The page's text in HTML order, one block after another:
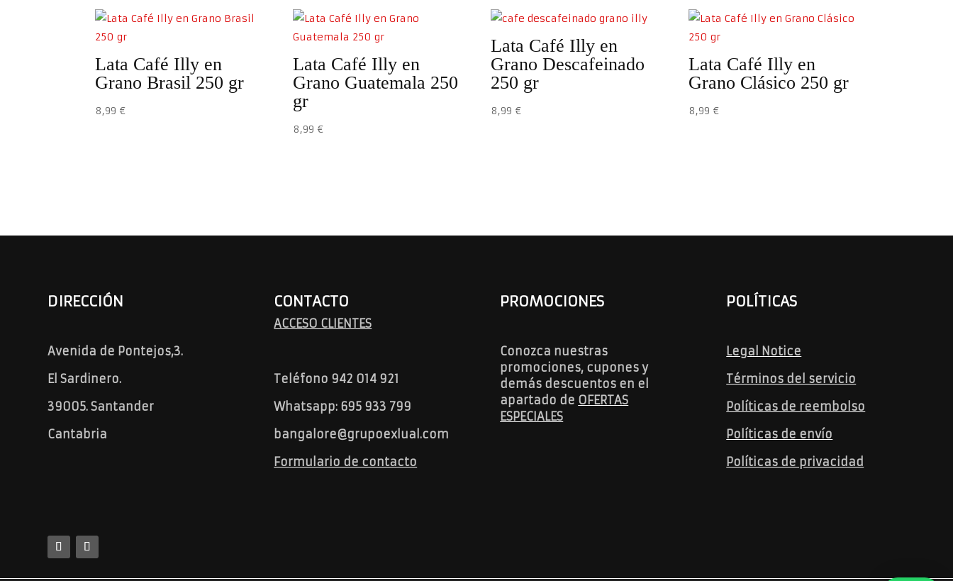
Lata Café Illy en
Grano Brasil 250 gr
8,99€
Lata Café Illy en
Grano Guatemala 250
gr
8,99€
Lata Café Illy en
Grano Descafeinado
250 gr
8,99€
Lata Café Illy en
Grano Clásico 250 gr
8,99€
DIRECCIÓN
Avenida de Pontejos,3.
El Sardinero.
39005. Santander
Cantabria
CONTACTO
ACCESO CLIENTES
Teléfono 942 014 921
Whatsapp: 695 933 799
bangalore@grupoexlual.com
Formulario de contacto
PROMOCIONES
Conozca nuestras
promociones, cupones y
demás descuentos en el
apartado de OFERTAS
ESPECIALES
POLÍTICAS
Legal Notice
Términos del servicio
Políticas de reembolso
Políticas de envío
Políticas de privacidad